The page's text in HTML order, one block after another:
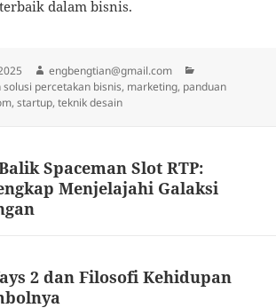
dalam bisnis.
Author
engbengtian@gmail.com
solusi percetakan bisnis, marketing, panduan
,startup,teknik desain
Spaceman Slot RTP:
Menjelajahi Galaksi
2 dan Filosofi Kehidupan